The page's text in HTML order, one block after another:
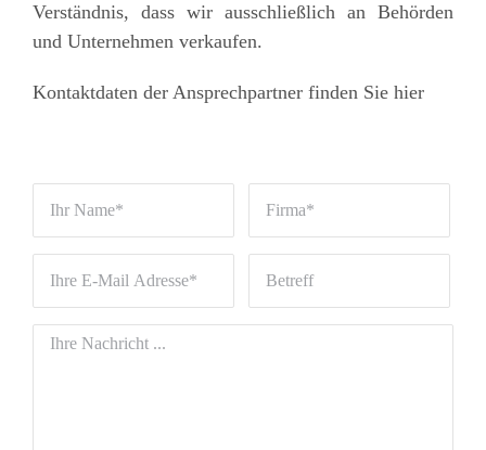
Verständnis, dass wir ausschließlich an Behörden
und Unternehmen verkaufen.
Kontaktdaten der Ansprechpartner finden Sie hier